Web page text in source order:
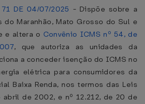
DE 04/07/2025 - Dispõe sobre a
do Maranhão, Mato Grosso do Sul e
e altera o Convênio ICMS nº 54, de
, que autoriza as unidades da
a conceder isenção do ICMS no
elétrica para consumidores da
Baixa Renda, nos termos das Leis
abril de 2002, e nº 12.212, de 20 de